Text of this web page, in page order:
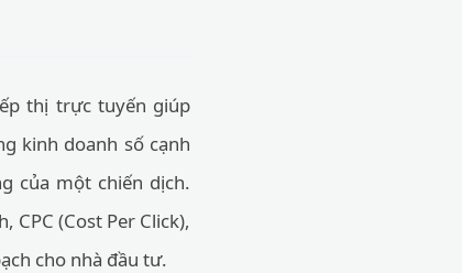
thị trực tuyến giúp
kinh doanh số cạnh
của một chiến dịch.
CPC (Cost Per Click),
cho nhà đầu tư.